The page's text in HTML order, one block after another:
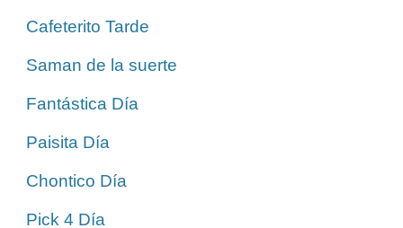
Cafeterito Tarde
Saman de la suerte
Fantástica Día
Paisita Día
Chontico Día
Pick 4 Día